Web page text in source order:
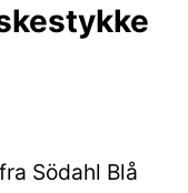
Södahl Blå